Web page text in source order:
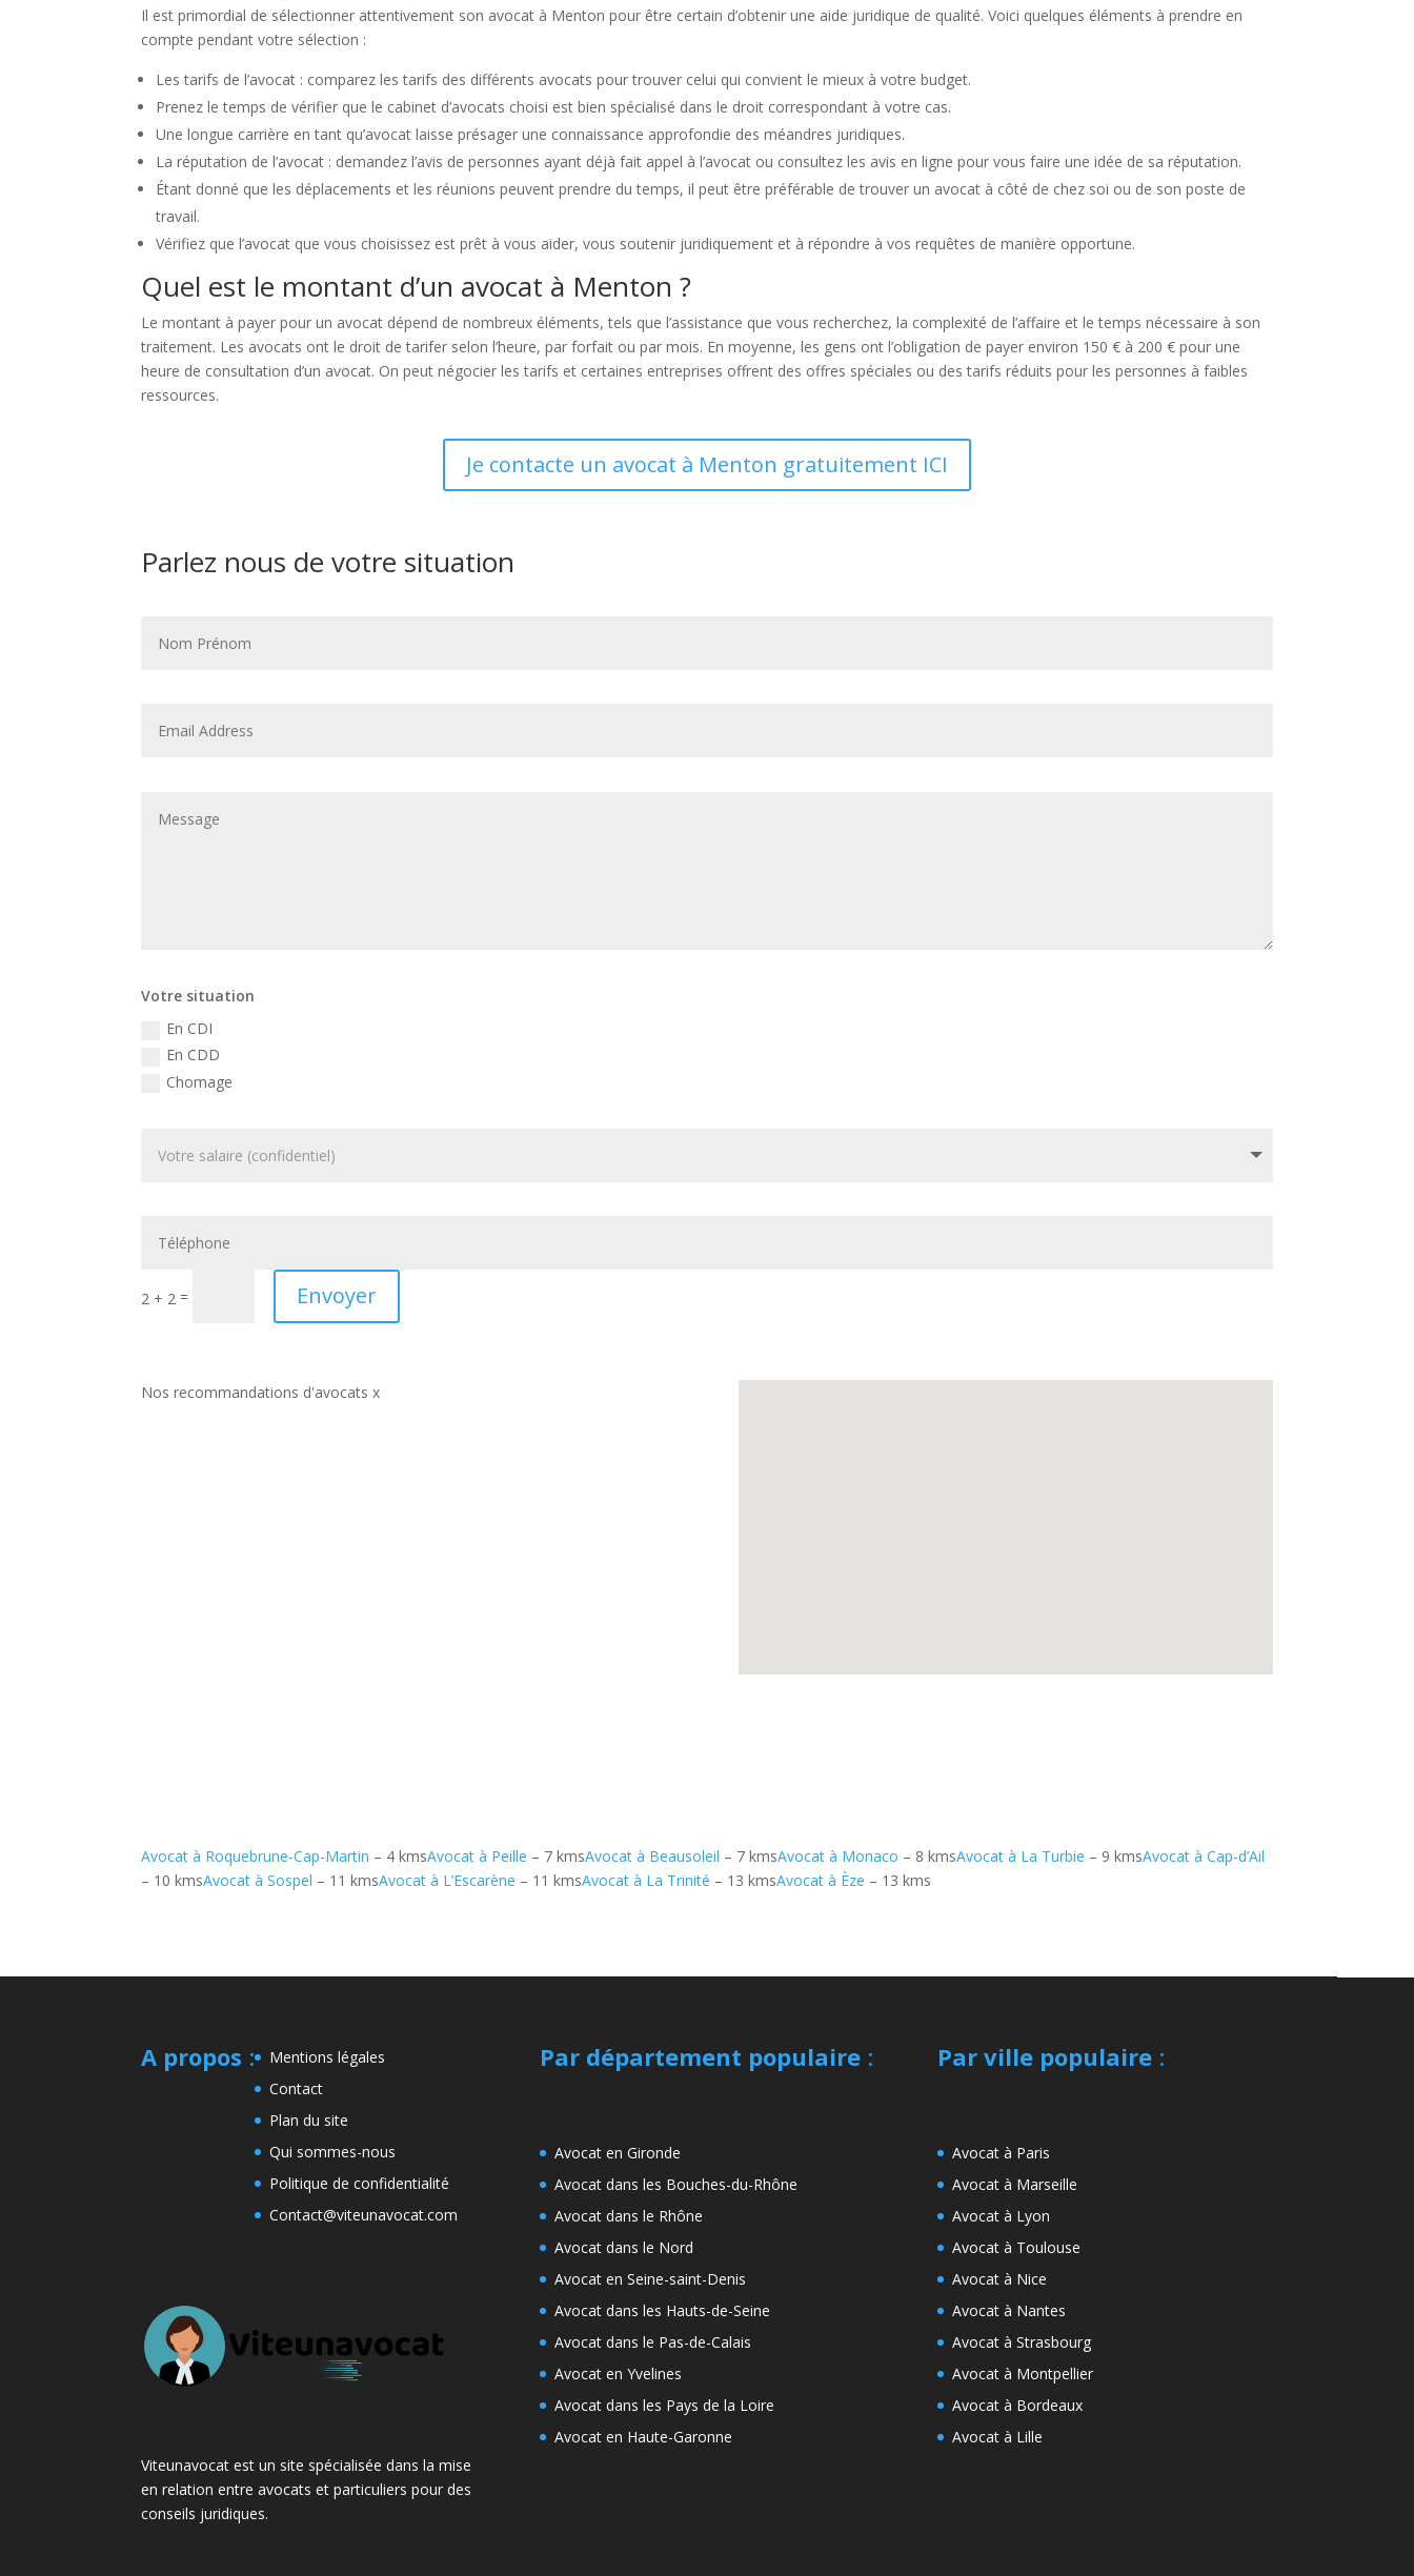
Il est primordial de sélectionner attentivement son avocat à Menton pour être certain d’obtenir une aide juridique de qualité. Voici quelques éléments à prendre en
compte pendant votre sélection :
Les tarifs de l’avocat : comparez les tarifs des différents avocats pour trouver celui qui convient le mieux à votre budget.
Prenez le temps de vérifier que le cabinet d’avocats choisi est bien spécialisé dans le droit correspondant à votre cas.
Une longue carrière en tant qu’avocat laisse présager une connaissance approfondie des méandres juridiques.
La réputation de l’avocat : demandez l’avis de personnes ayant déjà fait appel à l’avocat ou consultez les avis en ligne pour vous faire une idée de sa réputation.
Étant donné que les déplacements et les réunions peuvent prendre du temps, il peut être préférable de trouver un avocat à côté de chez soi ou de son poste de
travail.
Vérifiez que l’avocat que vous choisissez est prêt à vous aider, vous soutenir juridiquement et à répondre à vos requêtes de manière opportune.
Quel est le montant d’un avocat à Menton ?
Le montant à payer pour un avocat dépend de nombreux éléments, tels que l’assistance que vous recherchez, la complexité de l’affaire et le temps nécessaire à son
traitement. Les avocats ont le droit de tarifer selon l’heure, par forfait ou par mois. En moyenne, les gens ont l’obligation de payer environ 150 € à 200 € pour une
heure de consultation d’un avocat. On peut négocier les tarifs et certaines entreprises offrent des offres spéciales ou des tarifs réduits pour les personnes à faibles
ressources.
Je contacte un avocat à Menton gratuitement ICI
Parlez nous de votre situation
Votre situation
En CDI
En CDD
Chomage
2 + 2 = Envoyer
Nos recommandations d'avocats x
Avocat à Roquebrune-Cap-Martin – 4 kmsAvocat à Peille – 7 kmsAvocat à Beausoleil – 7 kmsAvocat à Monaco – 8 kmsAvocat à La Turbie – 9 kmsAvocat à Cap-d’Ail
– 10 kmsAvocat à Sospel – 11 kmsAvocat à L’Escarène – 11 kmsAvocat à La Trinité – 13 kmsAvocat à Èze – 13 kms
A propos :
Mentions légales
Contact
Plan du site
Qui sommes-nous
Politique de confidentialité
Contact@viteunavocat.com
Viteunavocat est un site spécialisée dans la mise
en relation entre avocats et particuliers pour des
conseils juridiques.
Par département populaire:
Avocat en Gironde
Avocat dans les Bouches-du-Rhône
Avocat dans le Rhône
Avocat dans le Nord
Avocat en Seine-saint-Denis
Avocat dans les Hauts-de-Seine
Avocat dans le Pas-de-Calais
Avocat en Yvelines
Avocat dans les Pays de la Loire
Avocat en Haute-Garonne
Par ville populaire:
Avocat à Paris
Avocat à Marseille
Avocat à Lyon
Avocat à Toulouse
Avocat à Nice
Avocat à Nantes
Avocat à Strasbourg
Avocat à Montpellier
Avocat à Bordeaux
Avocat à Lille